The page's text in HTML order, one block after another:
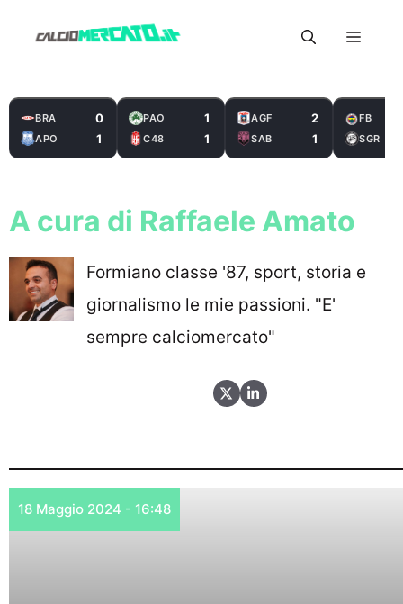
Menu
BRA 0
APO 1
PAO 1
C48 1
AGF 2
SAB 1
FB
SGR
A cura di Raffaele Amato
Formiano classe '87, sport, storia e
giornalismo le mie passioni. "E'
sempre calciomercato"
18 Maggio 2024 - 16:48